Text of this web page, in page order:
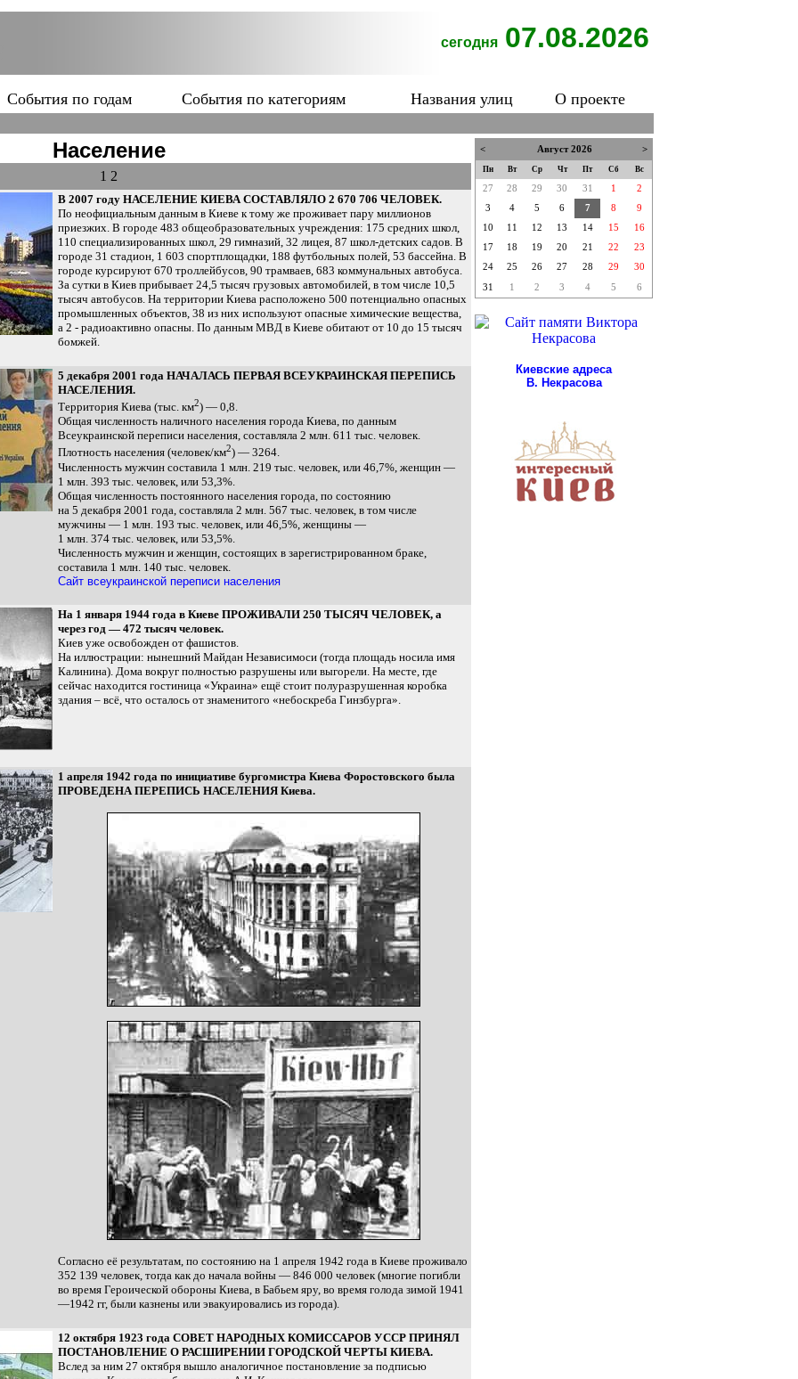
сегодня 07.08.2026
События по годам События по категориям Названия улиц О проекте
Население
1 2
В 2007 году НАСЕЛЕНИЕ КИЕВА СОСТАВЛЯЛО 2 670 706 ЧЕЛОВЕК.
По неофициальным данным в Киеве к тому же проживает пару миллионов
приезжих. В городе 483 общеобразовательных учреждения: 175 средних школ,
110 специализированных школ, 29 гимназий, 32 лицея, 87 школ-детских садов. В
городе 31 стадион, 1 603 спортплощадки, 188 футбольных полей, 53 бассейна. В
городе курсируют 670 троллейбусов, 90 трамваев, 683 коммунальных автобуса.
За сутки в Киев прибывает 24,5 тысяч грузовых автомобилей, в том числе 10,5
тысяч автобусов. На территории Киева расположено 500 потенциально опасных
промышленных объектов, 38 из них используют опасные химические вещества,
а 2 - радиоактивно опасны. По данным МВД в Киеве обитают от 10 до 15 тысяч
бомжей.
5 декабря 2001 года НАЧАЛАСЬ ПЕРВАЯ ВСЕУКРАИНСКАЯ ПЕРЕПИСЬ
НАСЕЛЕНИЯ.
Территория Киева (тыс. км2) — 0,8.
Общая численность наличного населения города Киева, по данным
Всеукраинской переписи населения, составляла 2 млн. 611 тыс. человек.
Плотность населения (человек/км2) — 3264.
Численность мужчин составила 1 млн. 219 тыс. человек, или 46,7%, женщин —
1 млн. 393 тыс. человек, или 53,3%.
Общая численность постоянного населения города, по состоянию
на 5 декабря 2001 года, составляла 2 млн. 567 тыс. человек, в том числе
мужчины — 1 млн. 193 тыс. человек, или 46,5%, женщины —
1 млн. 374 тыс. человек, или 53,5%.
Численность мужчин и женщин, состоящих в зарегистрированном браке,
составила 1 млн. 140 тыс. человек.
Сайт всеукраинской переписи населения
На 1 января 1944 года в Киеве ПРОЖИВАЛИ 250 ТЫСЯЧ ЧЕЛОВЕК, а
через год — 472 тысяч человек.
Киев уже освобожден от фашистов.
На иллюстрации: нынешний Майдан Независимоси (тогда площадь носила имя
Калинина). Дома вокруг полностью разрушены или выгорели. На месте, где
сейчас находится гостиница «Украина» ещё стоит полуразрушенная коробка
здания – всё, что осталось от знаменитого «небоскреба Гинзбурга».
1 апреля 1942 года по инициативе бургомистра Киева Форостовского была
ПРОВЕДЕНА ПЕРЕПИСЬ НАСЕЛЕНИЯ Киева.
Согласно её результатам, по состоянию на 1 апреля 1942 года в Киеве проживало
352 139 человек, тогда как до начала войны — 846 000 человек (многие погибли
во время Героической обороны Киева, в Бабьем яру, во время голода зимой 1941
—1942 гг, были казнены или эвакуировались из города).
12 октября 1923 года СОВЕТ НАРОДНЫХ КОМИССАРОВ УССР ПРИНЯЛ
ПОСТАНОВЛЕНИЕ О РАСШИРЕНИИ ГОРОДСКОЙ ЧЕРТЫ КИЕВА.
Вслед за ним 27 октября вышло аналогичное постановление за подписью
< Август 2026 >
Пн Вт Ср Чт Пт Сб Вс
27 28 29 30 31 1
2
3
4 5 6 7 8
9
10
11 12 13 14 15
16
17
18 19 20 21 22
23
24
25 26 27 28 29 30
31 1 2 3 4 5 6
Киевские адреса
В. Некрасова